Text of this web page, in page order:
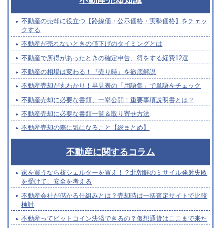
不動産の売却に役立つ【路線価・公示価格・実勢価格】をチェッ
クする
不動産が売れないときの値下げのタイミングとは
不動産で所得があったときの確定申告、得をする経費12選
不動産の相場は変わる！『売り時』を徹底解説
不動産売却が丸わかり！早見表の「用語集」で単語をチェック
不動産売却に必要な書類、一挙公開！重要事項説明書とは？
不動産売却に必要な書類一覧＆取り寄せ方法
不動産売却の際に気になること【総まとめ】
不動産に関するコラム
家を買うなら核シェルターを買え！？北朝鮮のミサイル発射失敗
を受けて、安全を考える
不動産会社が儲かる仕組みとは？売却時は一括査定サイトで比較
検討
不動産ってビットコイン決済できるの？仮想通貨はここまで来た